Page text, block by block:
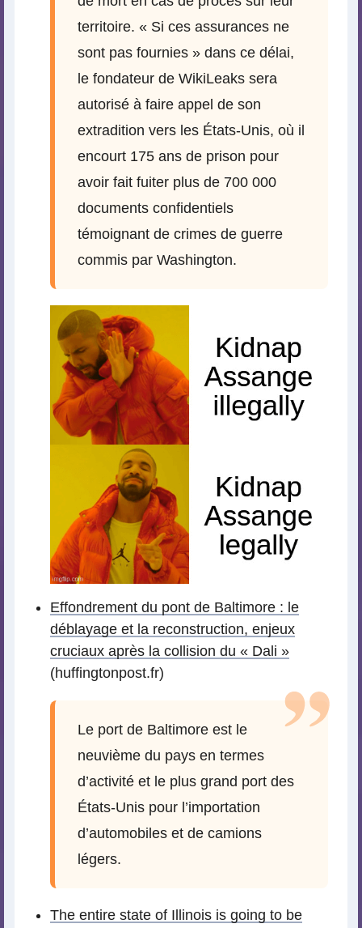
territoire. « Si ces assurances ne
sont pas fournies » dans ce délai,
le fondateur de WikiLeaks sera
autorisé à faire appel de son
extradition vers les États-Unis, où il
encourt 175 ans de prison pour
avoir fait fuiter plus de 700 000
documents confidentiels
témoignant de crimes de guerre
commis par Washington.
Effondrement du pont de Baltimore : le
déblayage et la reconstruction, enjeux
cruciaux après la collision du « Dali »
(huffingtonpost.fr)
Le port de Baltimore est le
neuvième du pays en termes
d’activité et le plus grand port des
États-Unis pour l’importation
d’automobiles et de camions
légers.
The entire state of Illinois is going to be